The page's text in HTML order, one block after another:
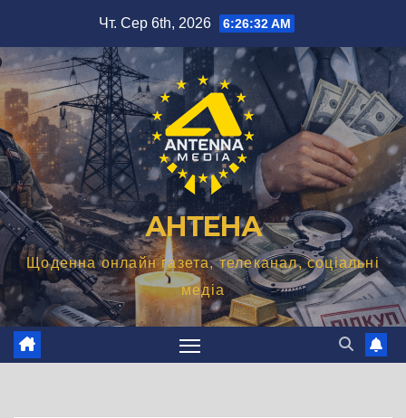
вмісту
Чт. Сер 6th, 2026 6:26:33 AM
АНТЕНА
Щоденна онлайн газета, телеканал, соціальні
медіа